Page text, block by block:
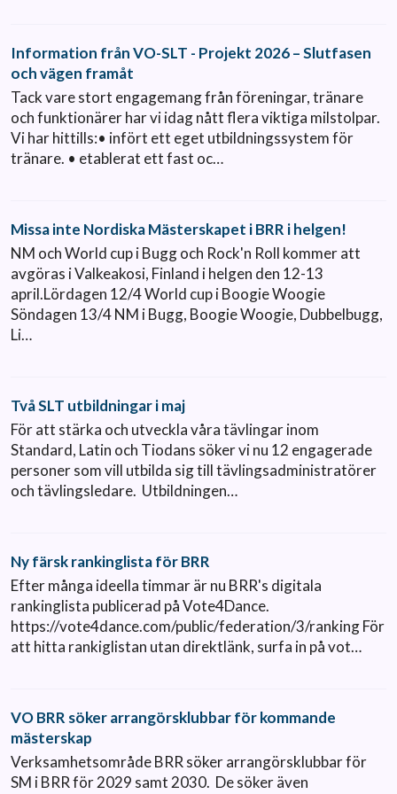
Information från VO-SLT - Projekt 2026 – Slutfasen
och vägen framåt
Tack vare stort engagemang från föreningar, tränare
och funktionärer har vi idag nått flera viktiga milstolpar.
Vi har hittills:• infört ett eget utbildningssystem för
tränare. • etablerat ett fast oc…
Missa inte Nordiska Mästerskapet i BRR i helgen!
NM och World cup i Bugg och Rock'n Roll kommer att
avgöras i Valkeakosi, Finland i helgen den 12-13
april.Lördagen 12/4 World cup i Boogie Woogie
Söndagen 13/4 NM i Bugg, Boogie Woogie, Dubbelbugg,
Li…
Två SLT utbildningar i maj
För att stärka och utveckla våra tävlingar inom
Standard, Latin och Tiodans söker vi nu 12 engagerade
personer som vill utbilda sig till tävlingsadministratörer
och tävlingsledare. Utbildningen…
Ny färsk rankinglista för BRR
Efter många ideella timmar är nu BRR's digitala
rankinglista publicerad på Vote4Dance.
https://vote4dance.com/public/federation/3/ranking För
att hitta rankiglistan utan direktlänk, surfa in på vot…
VO BRR söker arrangörsklubbar för kommande
mästerskap
Verksamhetsområde BRR söker arrangörsklubbar för
SM i BRR för 2029 samt 2030. De söker även